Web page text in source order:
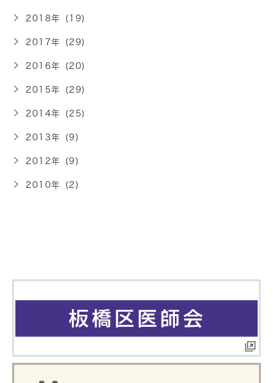
2018年 (19)
2017年 (29)
2016年 (20)
2015年 (29)
2014年 (25)
2013年 (9)
2012年 (9)
2010年 (2)